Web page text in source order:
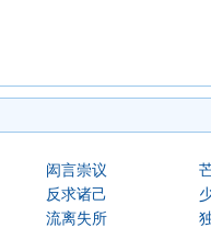
闳言崇议
反求诸己
流离失所